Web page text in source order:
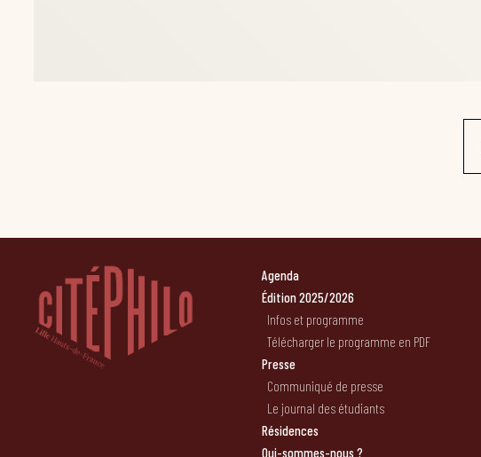
Agenda
Édition 2025/2026
Infos et programme
Télécharger le programme en PDF
Presse
Communiqué de presse
Le journal des étudiants
Résidences
Qui-sommes-nous ?